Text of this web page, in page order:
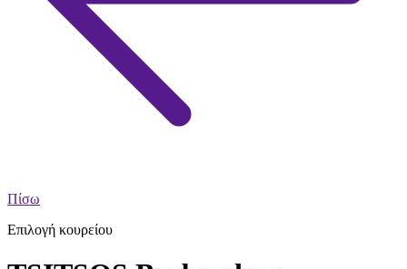
Πίσω
Επιλογή κουρείου